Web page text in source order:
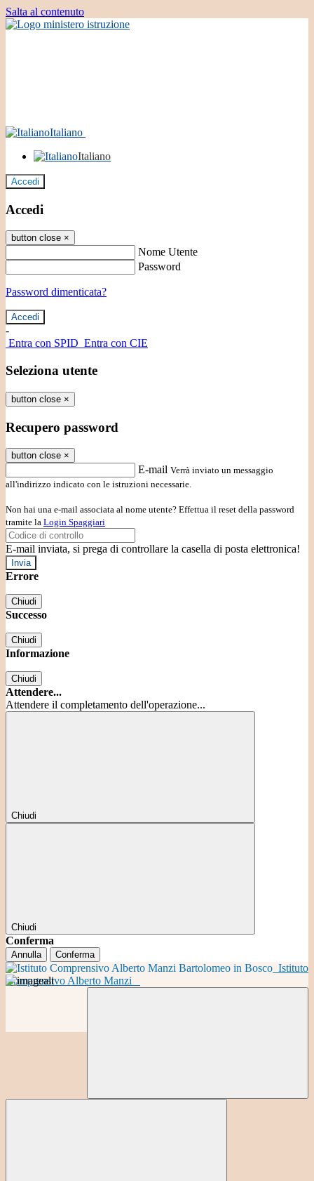
Salta al contenuto
Italiano
Italiano
Accedi
Accedi
button close ×
Nome Utente
Password
Password dimenticata?
-
Entra con SPID Entra con CIE
Seleziona utente
button close ×
Recupero password
button close ×
E-mail Verrà inviato un messaggio
all'indirizzo indicato con le istruzioni necessarie.
Non hai una e-mail associata al nome utente? Effettua il reset della password
tramite la Login Spaggiari
E-mail inviata, si prega di controllare la casella di posta elettronica!
Errore
Chiudi
Successo
Chiudi
Informazione
Chiudi
Attendere...
Attendere il completamento dell'operazione...
Chiudi
Chiudi
Conferma
Annulla Conferma
Istituto
Comprensivo Alberto Manzi